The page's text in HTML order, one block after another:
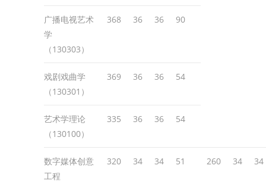
广播电视艺术
学
（130303）
368 36 36 90
戏剧戏曲学
（130301）
369 36 36 54
艺术学理论
（130100）
335 36 36 54
数字媒体创意
工程
320 34 34 51 260 34 34